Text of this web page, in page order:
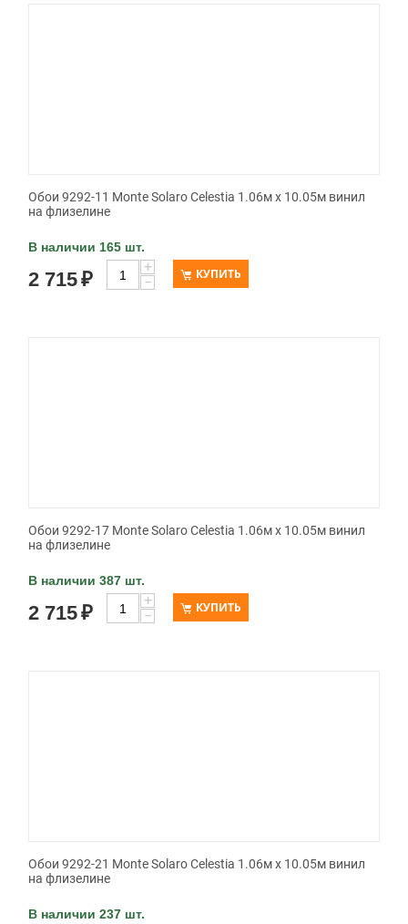
Обои 9292-11 Monte Solaro Celestia 1.06м x 10.05м винил
на флизелине
В наличии 165 шт.
2 715₽
+
−
КУПИТЬ
Обои 9292-17 Monte Solaro Celestia 1.06м x 10.05м винил
на флизелине
В наличии 387 шт.
2 715₽
+
−
КУПИТЬ
Обои 9292-21 Monte Solaro Celestia 1.06м x 10.05м винил
на флизелине
В наличии 237 шт.